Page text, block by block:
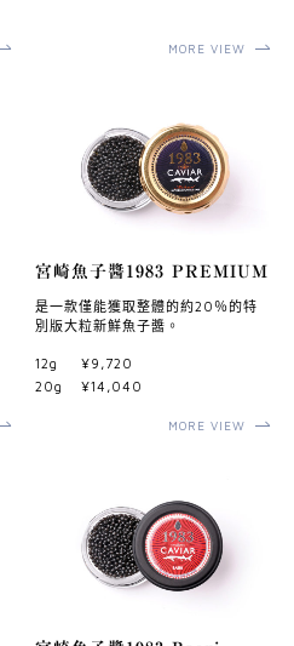
MORE VIEW
宮崎魚子醬1983 PREMIUM
是一款僅能獲取整體的約20％的特
別版大粒新鮮魚子醬。
12g
¥9,720
20g
¥14,040
MORE VIEW